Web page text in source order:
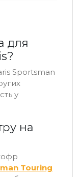
для
Sportsman
у
на
Touring